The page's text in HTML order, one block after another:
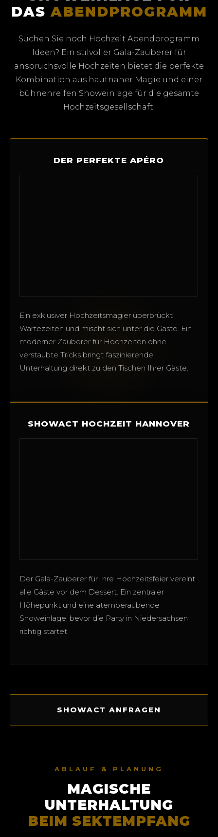
DAS ABENDPROGRAMM
Suchen Sie noch Hochzeit Abendprogramm
Ideen? Ein stilvoller Gala-Zauberer für
anspruchsvolle Hochzeiten bietet die perfekte
Kombination aus hautnaher Magie und einer
bühnenreifen Showeinlage für die gesamte
Hochzeitsgesellschaft.
DER PERFEKTE APÉRO
Ein exklusiver Hochzeitsmagier überbrückt
Wartezeiten und mischt sich unter die Gäste. Ein
moderner Zauberer für Hochzeiten ohne
verstaubte Tricks bringt faszinierende
Unterhaltung direkt zu den Tischen Ihrer Gäste.
SHOWACT HOCHZEIT HANNOVER
Der Gala-Zauberer für Ihre Hochzeitsfeier vereint
alle Gäste vor dem Dessert. Ein zentraler
Höhepunkt und eine atemberaubende
Showeinlage, bevor die Party in Niedersachsen
richtig startet.
SHOWACT ANFRAGEN
ABLAUF & PLANUNG
MAGISCHE
UNTERHALTUNG
BEIM SEKTEMPFANG